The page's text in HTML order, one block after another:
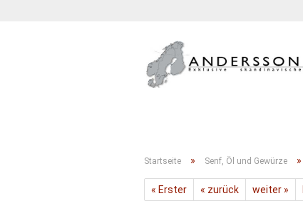
Startseite » Senf, Öl und Gewürze »
« Erster « zurück weiter »